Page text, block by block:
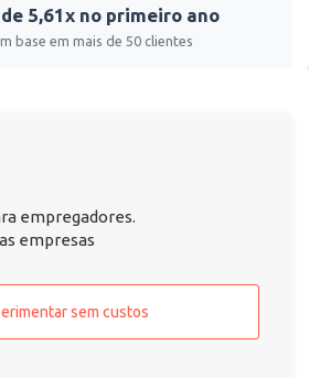
5,61x no primeiro ano
base em mais de 50 clientes
empregadores.
empresas
sem custos